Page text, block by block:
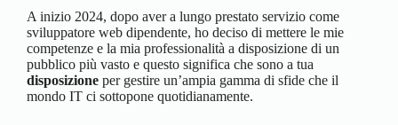
A inizio 2024, dopo aver a lungo prestato servizio come
sviluppatore web dipendente, ho deciso di mettere le mie
competenze e la mia professionalità a disposizione di un
pubblico più vasto e questo significa che sono a tua
disposizione per gestire un’ampia gamma di sfide che il
mondo IT ci sottopone quotidianamente.